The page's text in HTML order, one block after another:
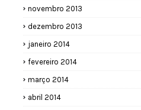
novembro 2013
dezembro 2013
janeiro 2014
fevereiro 2014
março 2014
abril 2014